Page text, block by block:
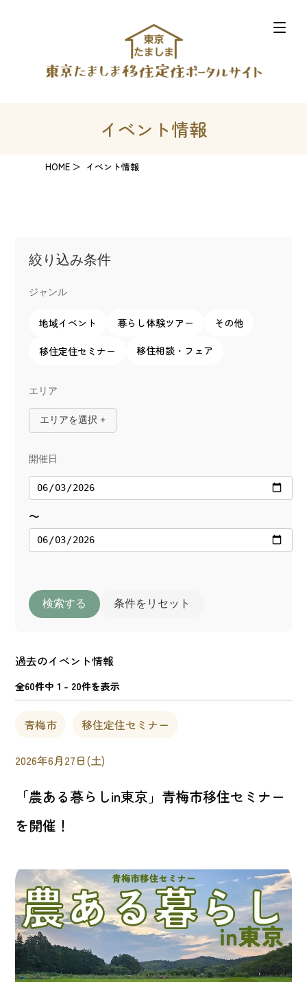
イベント情報
HOME イベント情報
絞り込み条件
ジャンル
地域イベント 暮らし体験ツアー その他
移住定住セミナー 移住相談・フェア
エリア
エリアを選択 +
開催日
〜
検索する 条件をリセット
過去のイベント情報
全60件中 1 - 20件を表示
青梅市 移住定住セミナー
2026年6月27日(土)
「農ある暮らしin東京」青梅市移住セミナー
を開催！